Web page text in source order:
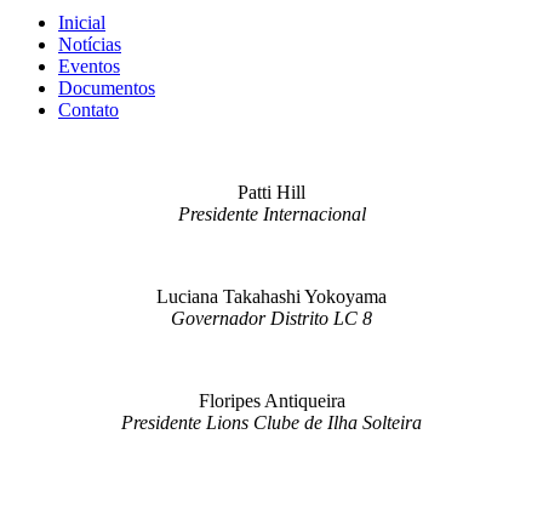
Inicial
Notícias
Eventos
Documentos
Contato
Patti Hill
Presidente Internacional
Luciana Takahashi Yokoyama
Governador Distrito LC 8
Floripes Antiqueira
Presidente Lions Clube de Ilha Solteira